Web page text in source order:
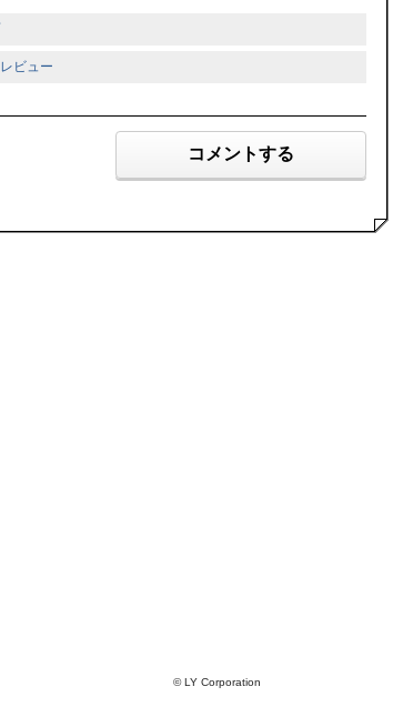
ビュー
コメントする
© LY Corporation